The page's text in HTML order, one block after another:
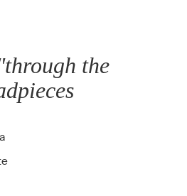
the